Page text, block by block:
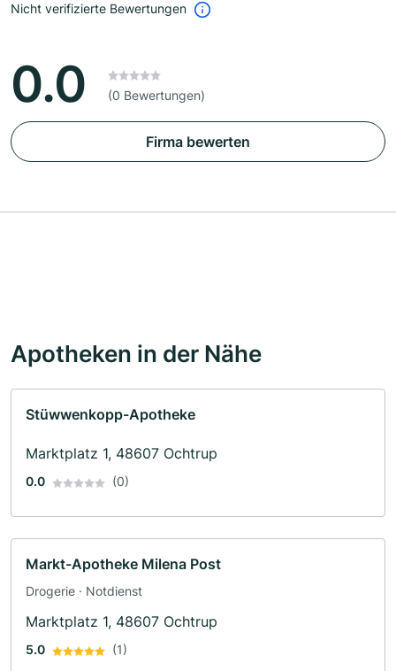
Nicht verifizierte Bewertungen
0.0 (0 Bewertungen)
Firma bewerten
Apotheken in der Nähe
Stüwwenkopp-Apotheke
Marktplatz 1, 48607 Ochtrup
0.0 (0)
Markt-Apotheke Milena Post
Drogerie · Notdienst
Marktplatz 1, 48607 Ochtrup
5.0 (1)